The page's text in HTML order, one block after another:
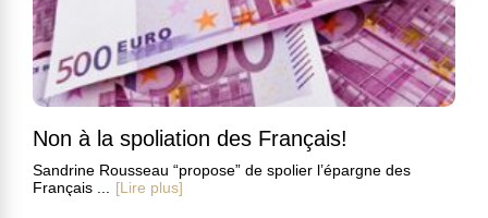
Non à la spoliation des Français!
Sandrine Rousseau “propose” de spolier l’épargne des
Français ...
[Lire plus]